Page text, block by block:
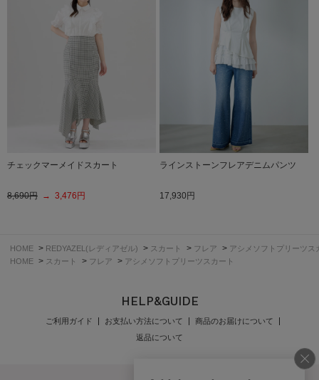
チェックマーメイドスカート
8,690円 → 3,476円
ラインストーンフレアデニムパンツ
17,930円
HOME > REDYAZEL(レディアゼル) > スカート > フレア > アシメソフトプリーツス
HOME > スカート > フレア > アシメソフトプリーツスカート
HELP&GUIDE
ご利用ガイド お支払い方法について
商品のお届けについて
返品について